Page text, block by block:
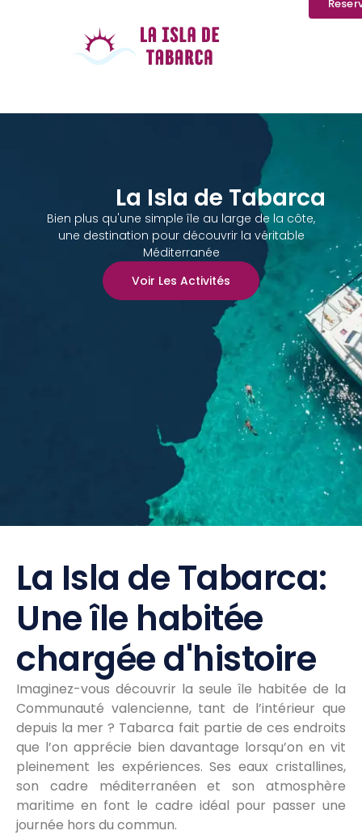
La Isla de Tabarca
Bien plus qu'une simple île au large de la côte,
une destination pour découvrir la véritable
Méditerranée
Voir Les Activités
La Isla de Tabarca:
Une île habitée
chargée d'histoire
Imaginez-vous découvrir la seule île habitée de la
Communauté valencienne, tant de l’intérieur que
depuis la mer ? Tabarca fait partie de ces endroits
que l’on apprécie bien davantage lorsqu’on en vit
pleinement les expériences. Ses eaux cristallines,
son cadre méditerranéen et son atmosphère
maritime en font le cadre idéal pour passer une
journée hors du commun.